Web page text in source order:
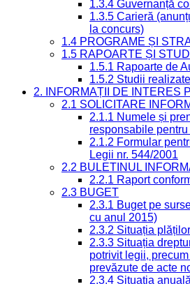
1.3.4 Guvernanță
1.3.5 Carieră
la concurs)
1.4 PROGRAME ȘI
1.5 RAPOARTE ȘI STUDII
1.5.1 Rapoarte de
1.5.2 Studii realizate
2. INFORMAȚII DE INTERES
2.1 SOLICITARE
2.1.1 Numele și
responsabile
2.1.2 Formular
Legii nr. 544/2001
2.2 BULETINUL
2.2.1 Raport
2.3 BUGET
2.3.1 Buget pe
cu anul 2015)
2.3.2 Situația
2.3.3 Situația
potrivit legii,
prevăzute de acte
2.3.4 Situația